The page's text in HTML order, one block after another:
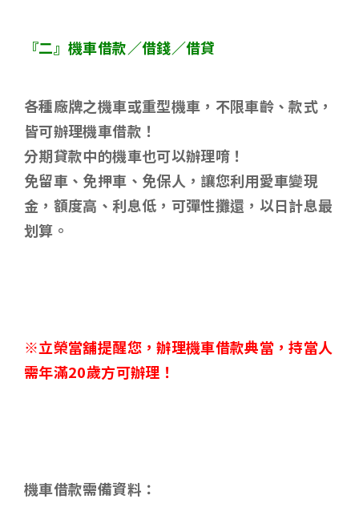
『二』機車借款／借錢／借貸
各種廠牌之機車或重型機車，不限車齡、款式，
皆可辦理機車借款！
分期貸款中的機車也可以辦理唷！
免留車、免押車、免保人，讓您利用愛車變現
金，額度高、利息低，可彈性攤還，以日計息最
划算。
※立榮當舖提醒您，辦理機車借款典當，持當人
需年滿20歲方可辦理！
機車借款需備資料 ：